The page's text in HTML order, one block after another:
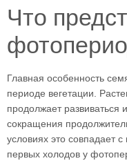
Что
Главная особенность
периоде вегетации.
продолжает развиваться
сокращения
условиях это совпадает
первых холодов у